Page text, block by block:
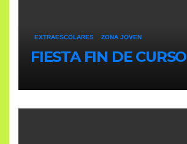
EXTRAESCOLARES ZONA JOVEN
FIESTA FIN DE CURSO